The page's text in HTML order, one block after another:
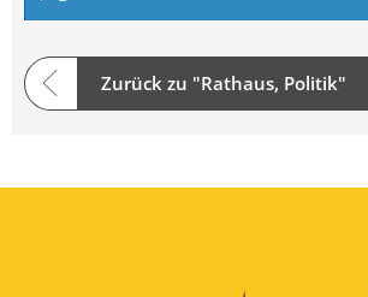
Zurück zu "Rathaus, Politik"